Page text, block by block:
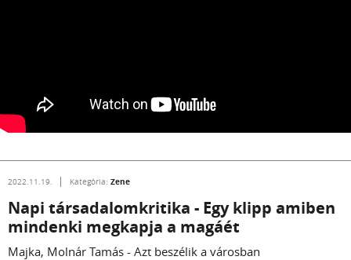
2022.11.19. Kategória: Zene
Napi társadalomkritika - Egy klipp amiben
mindenki megkapja a magáét
Majka, Molnár Tamás - Azt beszélik a városban